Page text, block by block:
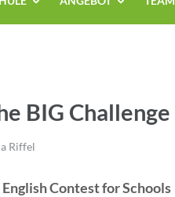
BIG Challenge
Riffel
Contest for Schools